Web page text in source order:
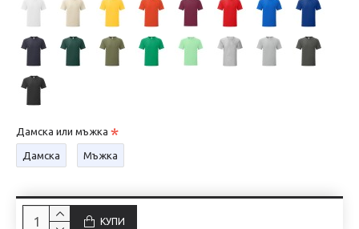
Дамска или мъжка
Дамска Мъжка
КУПИ